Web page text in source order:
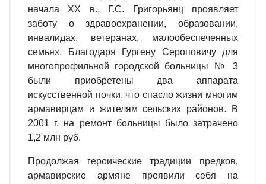
начала ХХ в., Г.С. Григорьянц проявляет
заботу о здравоохранении, образовании,
инвалидах, ветеранах, малообеспеченных
семьях. Благодаря Гургену Сероповичу для
многопрофильной городской больницы № 3
были приобретены два аппарата
искусственной почки, что спасло жизни многим
армавирцам и жителям сельских районов. В
2001 г. на ремонт больницы было затрачено
1,2 млн руб.
Продолжая героические традиции предков,
армавирские армяне проявили себя на